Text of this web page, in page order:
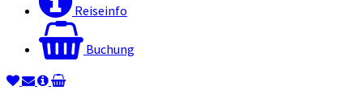
Reiseinfo
Buchung